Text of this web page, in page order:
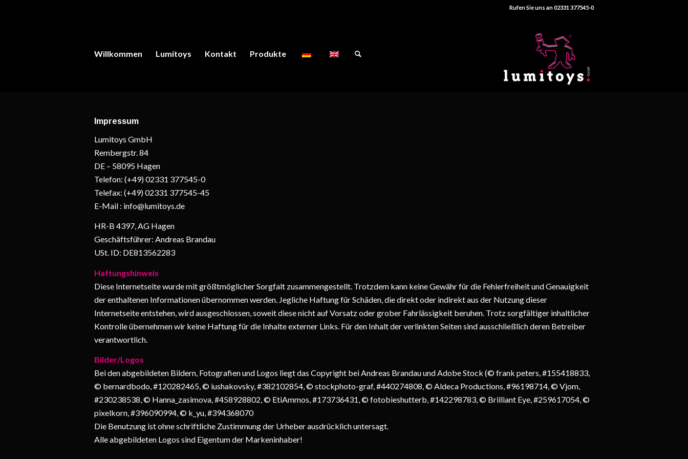
Rufen Sie uns an 02331 377545-0
Willkommen Lumitoys Kontakt Produkte
Impressum
Lumitoys GmbH
Rembergstr. 84
DE – 58095 Hagen
Telefon: (+49) 02331 377545-0
Telefax: (+49) 02331 377545-45
E-Mail : info@lumitoys.de
HR-B 4397, AG Hagen
Geschäftsführer: Andreas Brandau
USt. ID: DE813562283
Haftungshinweis
Diese Internetseite wurde mit größtmöglicher Sorgfalt zusammengestellt. Trotzdem kann keine Gewähr für die Fehlerfreiheit und Genauigkeit
der enthaltenen Informationen übernommen werden. Jegliche Haftung für Schäden, die direkt oder indirekt aus der Nutzung dieser
Internetseite entstehen, wird ausgeschlossen, soweit diese nicht auf Vorsatz oder grober Fahrlässigkeit beruhen. Trotz sorgfältiger inhaltlicher
Kontrolle übernehmen wir keine Haftung für die Inhalte externer Links. Für den Inhalt der verlinkten Seiten sind ausschließlich deren Betreiber
verantwortlich.
Bilder/Logos
Bei den abgebildeten Bildern, Fotografien und Logos liegt das Copyright bei Andreas Brandau und Adobe Stock (© frank peters, #155418833,
© bernardbodo, #120282465, © iushakovsky, #382102854, © stockphoto-graf, #440274808, © Aldeca Productions, #96198714, © Vjom,
#230238538, © Hanna_zasimova, #458928802, © EtiAmmos, #173736431, © fotobieshutterb, #142298783, © Brilliant Eye, #259617054, ©
pixelkorn, #396090994, © k_yu, #394368070
Die Benutzung ist ohne schriftliche Zustimmung der Urheber ausdrücklich untersagt.
Alle abgebildeten Logos sind Eigentum der Markeninhaber!